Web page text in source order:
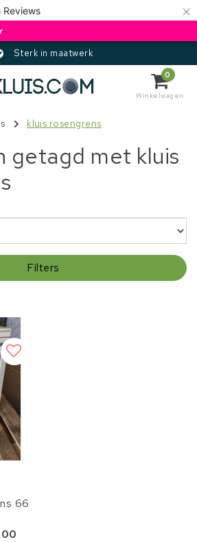
Reviews ×
Sterk in maatwerk
0
Winkelwagen
kluis rosengrens
getagd met kluis
Filters
66